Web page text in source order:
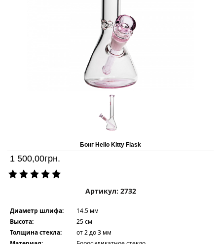
Бонг Hello Kitty Flask
1 500,00грн.
Артикул: 2732
Диаметр шлифа:
14.5 мм
Высота:
25 см
Толщина стекла:
от 2 до 3 мм